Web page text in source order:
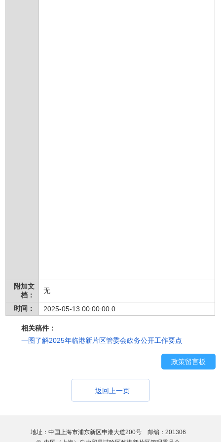
附加文
档：
无
时间： 2025-05-13 00:00:00.0
相关稿件：
一图了解2025年临港新片区管委会政务公开工作要点
政策留言板
返回上一页
地址：中国上海市浦东新区申港大道200号 邮编：201306